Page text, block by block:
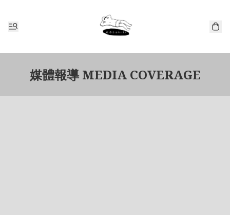
媒體報導 MEDIA COVERAGE